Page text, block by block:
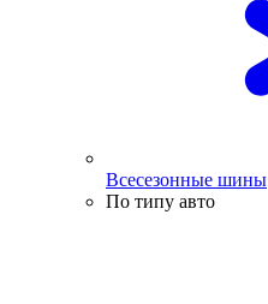
Всесезонные шины
По типу авто